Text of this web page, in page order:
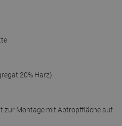
20% Harz)
zur Montage mit Abtropffläche auf